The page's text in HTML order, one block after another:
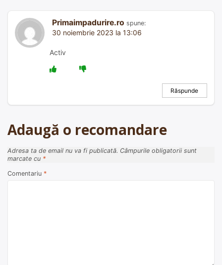
Primaimpadurire.ro spune:
30 noiembrie 2023 la 13:06
Activ
Răspunde
Adaugă o recomandare
Adresa ta de email nu va fi publicată. Câmpurile obligatorii sunt
marcate cu *
Comentariu *